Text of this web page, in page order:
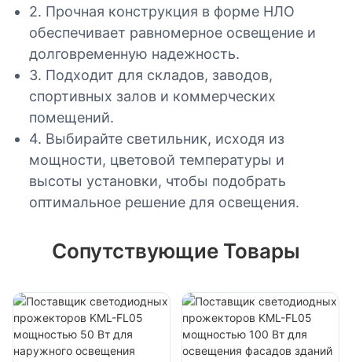
2. Прочная конструкция в форме НЛО
обеспечивает равномерное освещение и
долговременную надежность.
3. Подходит для складов, заводов,
спортивных залов и коммерческих
помещений.
4. Выбирайте светильник, исходя из
мощности, цветовой температуры и
высоты установки, чтобы подобрать
оптимальное решение для освещения.
Сопутствующие Товары